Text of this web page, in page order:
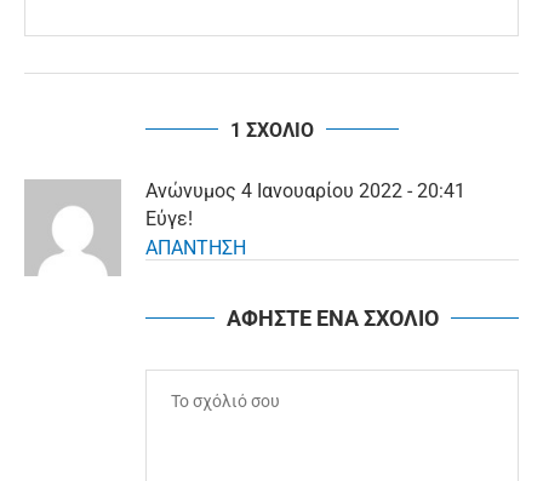
1 ΣΧΟΛΙΟ
Aνώνυμος 4 Ιανουαρίου 2022 - 20:41
Εύγε!
ΑΠΑΝΤΗΣΗ
ΑΦΗΣΤΕ ΕΝΑ ΣΧΟΛΙΟ